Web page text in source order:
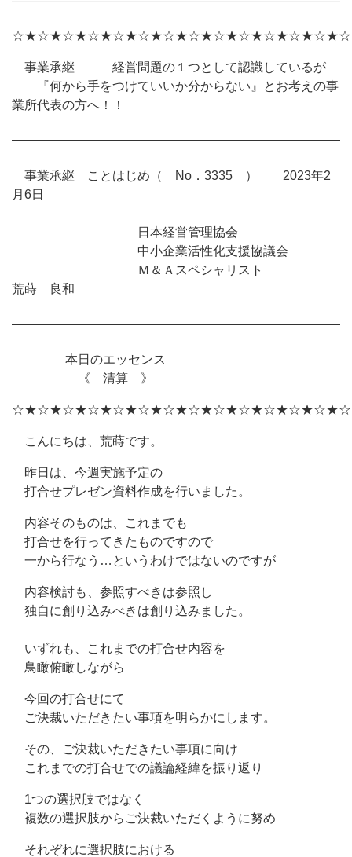
事業承継 経営問題の１つとして認識しているが
『何から手をつけていいか分からない』とお考えの事
業所代表の方へ！！
事業承継 ことはじめ（ No．3335 ） 2023年2
月6日
日本経営管理協会
中小企業活性化支援協議会
Ｍ＆Ａスペシャリスト
荒蒔 良和
本日のエッセンス
《 清算 》
こんにちは、荒蒔です。
昨日は、今週実施予定の
打合せプレゼン資料作成を行いました。
内容そのものは、これまでも
打合せを行ってきたものですので
一から行なう…というわけではないのですが
内容検討も、参照すべきは参照し
独自に創り込みべきは創り込みました。
いずれも、これまでの打合せ内容を
鳥瞰俯瞰しながら
今回の打合せにて
ご決裁いただきたい事項を明らかにします。
その、ご決裁いただきたい事項に向け
これまでの打合せでの議論経緯を振り返り
1つの選択肢ではなく
複数の選択肢からご決裁いただくように努め
それぞれに選択肢における